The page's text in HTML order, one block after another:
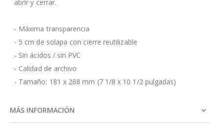
abrir y cerrar.
- Máxima transparencia
- 5 cm de solapa con cierre reutilizable
- Sin ácidos / sin PVC
- Calidad de archivo
- Tamaño: 181 x 268 mm (7 1/8 x 10 1/2 pulgadas)
MÁS INFORMACIÓN